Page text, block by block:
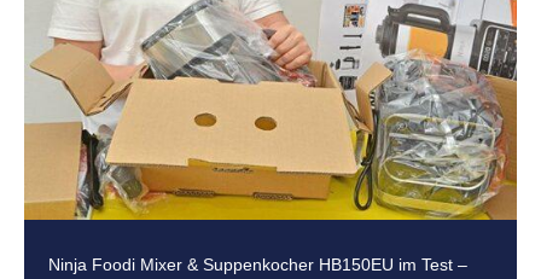
Ninja Foodi Mixer & Suppenkocher HB150EU im Test –